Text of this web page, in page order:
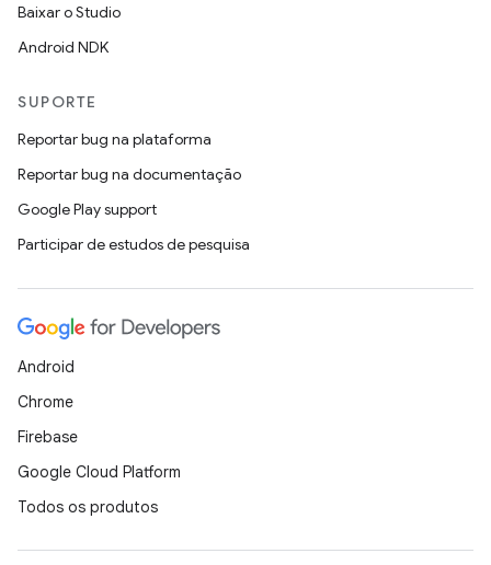
Baixar o Studio
Android NDK
SUPORTE
Reportar bug na plataforma
Reportar bug na documentação
Google Play support
Participar de estudos de pesquisa
Android
Chrome
Firebase
Google Cloud Platform
Todos os produtos